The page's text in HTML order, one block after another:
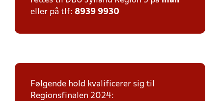
eller på tlf: 8939 9930
Følgende hold kvalificerer sig til
Regionsfinalen 2024: